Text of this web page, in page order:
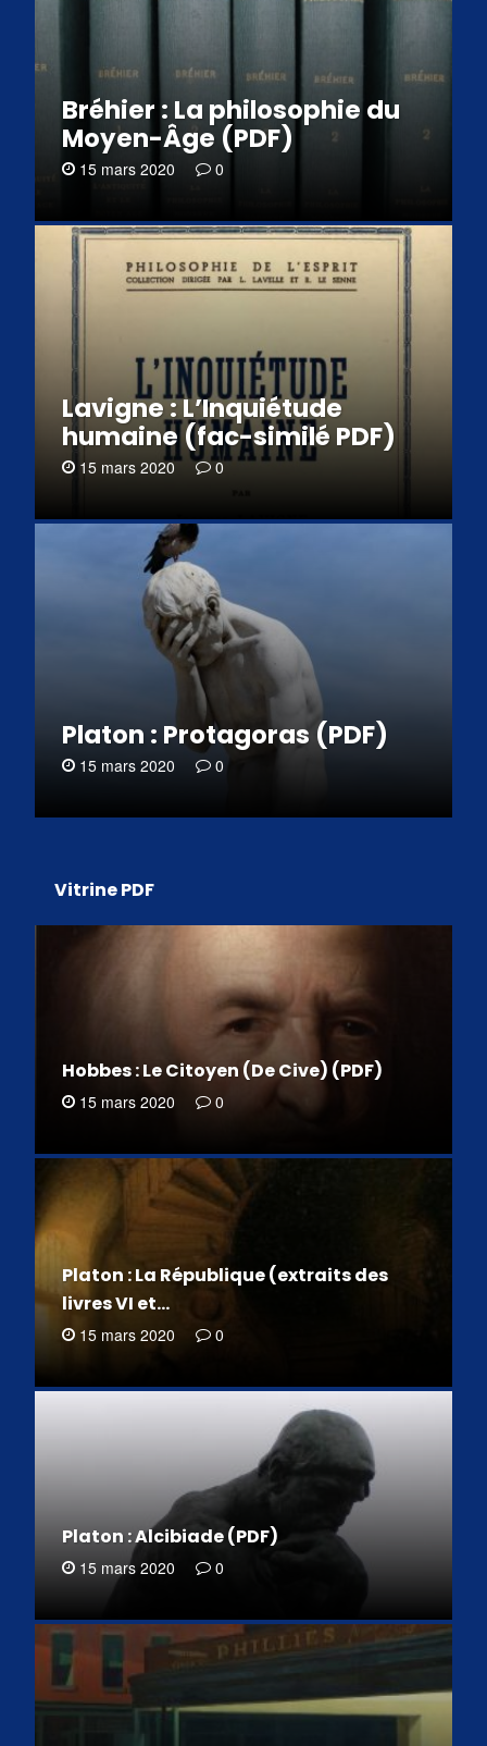
Bréhier : La philosophie du
Moyen-Âge (PDF)
15 mars 2020 0
Lavigne : L’Inquiétude
humaine (fac-similé PDF)
15 mars 2020 0
Platon : Protagoras (PDF)
15 mars 2020 0
Vitrine PDF
Hobbes : Le Citoyen (De Cive) (PDF)
15 mars 2020 0
Platon : La République (extraits des
livres VI et…
15 mars 2020 0
Platon : Alcibiade (PDF)
15 mars 2020 0